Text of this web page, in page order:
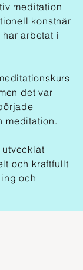
meditation
konstnär
arbetat i
det var
meditation.
utvecklat
och kraftfullt
och